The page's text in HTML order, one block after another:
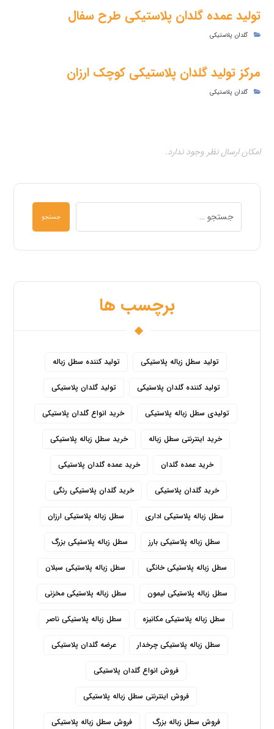
تولید عمده گلدان پلاستیکی طرح سفال
گلدان پلاستیکی
مرکز تولید گلدان پلاستیکی کوچک ارزان
گلدان پلاستیکی
امکان ارسال نظر وجود ندارد.
جستجو
برچسب ها
تولید سطل زباله پلاستیکی تولید کننده سطل زباله
تولید کننده گلدان پلاستیکی تولید گلدان پلاستیکی
تولیدی سطل زباله پلاستیکی خرید انواع گلدان پلاستیکی
خرید اینترنتی سطل زباله خرید سطل زباله پلاستیکی
خرید عمده گلدان خرید عمده گلدان پلاستیکی
خرید گلدان پلاستیکی خرید گلدان پلاستیکی رنگی
سطل زباله پلاستیکی اداری سطل زباله پلاستیکی ارزان
سطل زباله پلاستیکی بارز سطل زباله پلاستیکی بزرگ
سطل زباله پلاستیکی خانگی سطل زباله پلاستیکی سبلان
سطل زباله پلاستیکی لیمون سطل زباله پلاستیکی مخزنی
سطل زباله پلاستیکی مکانیزه سطل زباله پلاستیکی ناصر
سطل زباله پلاستیکی چرخدار عرضه گلدان پلاستیکی
فروش انواع گلدان پلاستیکی
فروش اینترنتی سطل زباله پلاستیکی
فروش سطل زباله بزرگ فروش سطل زباله پلاستیکی